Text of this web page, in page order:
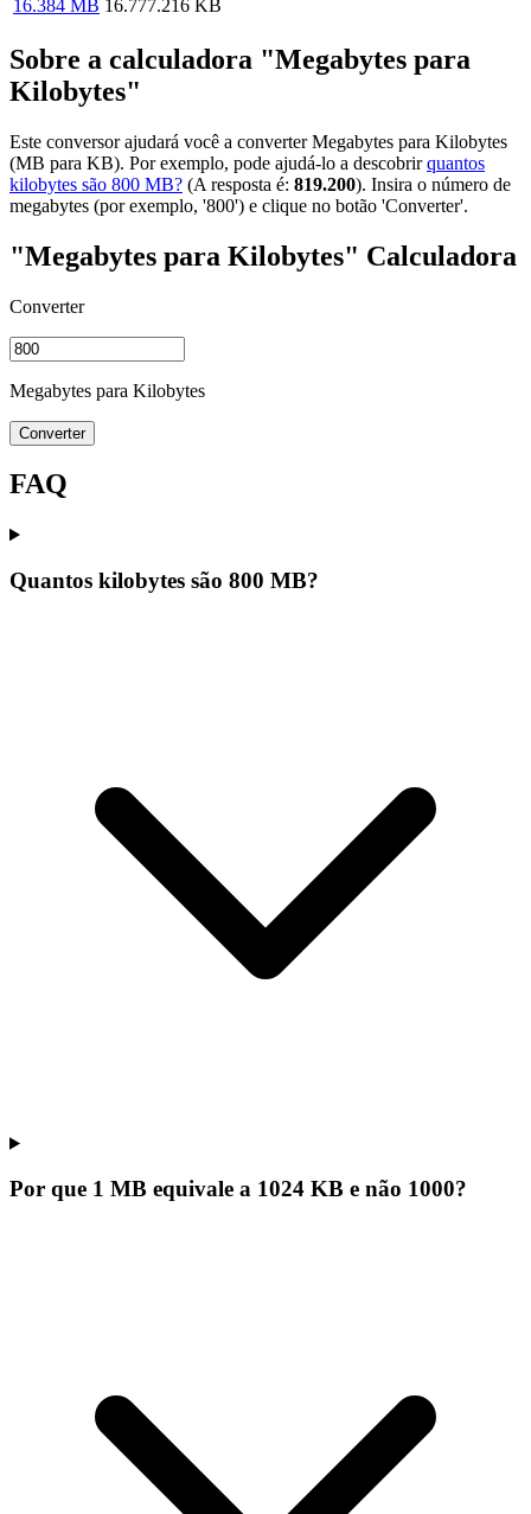
16.384 MB 16.777.216 KB
Sobre a calculadora "Megabytes para
Kilobytes"
Este conversor ajudará você a converter Megabytes para Kilobytes
(MB para KB). Por exemplo, pode ajudá-lo a descobrirquantos
kilobytes são 800 MB? (A resposta é: 819.200). Insira o número de
megabytes (por exemplo, '800') e clique no botão 'Converter'.
"Megabytes para Kilobytes" Calculadora
Converter
Megabytes para Kilobytes
Converter
FAQ
Quantos kilobytes são 800 MB?
Por que 1 MB equivale a 1024 KB e não 1000?